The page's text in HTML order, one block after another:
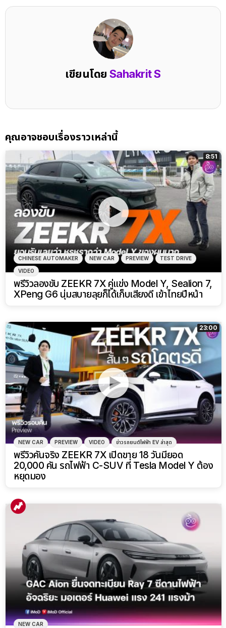
เขียนโดยSahakrit S
คุณอาจชอบเรื่องราวเหล่านี้
8:51
CHINESE AUTOMAKER NEW CAR PREVIEW TEST DRIVE
VIDEO
พรีวิวลองขับ ZEEKR 7X คู่แข่ง Model Y, Sealion 7,
XPeng G6 นุ่มสบายลุยก็ได้เก็บเสียงดี เข้าไทยปีหน้า
23:00
NEW CAR PREVIEW VIDEO ข่าวรถยนต์ไฟฟ้า EV ล่าสุด
พรีวิวคันจริง ZEEKR 7X เปิดขาย 18 วันมียอด
20,000 คัน รถไฟฟ้า C-SUV ที่ Tesla Model Y ต้อง
หยุดมอง
NEW CAR